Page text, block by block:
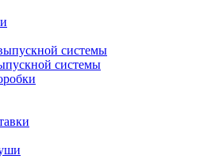
системы
системы